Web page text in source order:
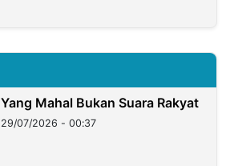
Yang Mahal Bukan Suara Rakyat
29/07/2026 - 00:37